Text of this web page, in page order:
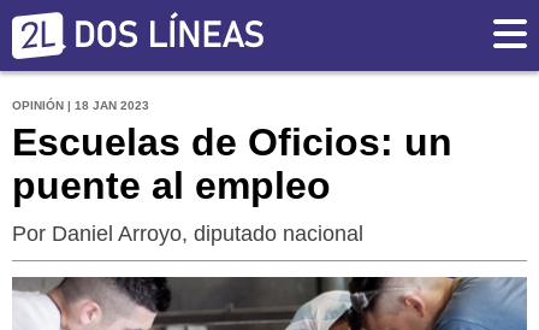
OPINIÓN | 18 JAN 2023
Escuelas de Oficios: un
puente al empleo
Por Daniel Arroyo, diputado nacional